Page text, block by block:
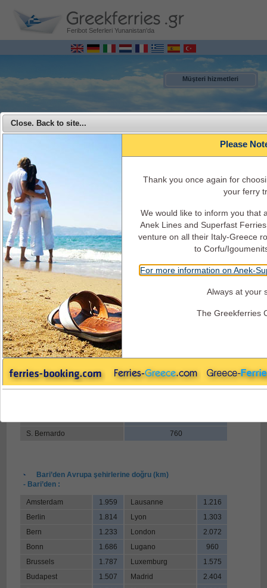
Feribot Seferleri Yunanistan'da
Müşteri hizmetleri
MENU
Superfast Ferries - Superfast Ferries ile Yunanistan’dan İtalya’ya
seyahat edin
Superfast Ferries - Mesafeler
Bari’den İtalyan sınırlarına doğru (km)
- Bari’den :
Tarvisio
1.021
Brennero
1.024
Mont Blanc
1.195
S. Bernardo
760
Bari’den Avrupa şehirlerine doğru (km)
- Bari’den :
Amsterdam 1.959 Lausanne
1.216
Berlin
1.814 Lyon
1.303
Bern
1.233 London
2.072
Bonn
1.686 Lugano
960
Brussels
1.787 Luxemburg
1.575
Budapest
1.507 Madrid
2.404
Close. Back to site...
Please
Τhank you once again for
your ferry
We would like to inform you that
Anek Lines and Superfast
venture on all their Italy-Greece
to Corfu/
For more information on Anek-
Always at your
The Greekferries